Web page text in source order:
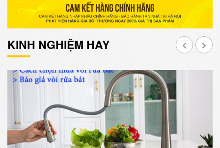
KINH NGHIỆM HAY